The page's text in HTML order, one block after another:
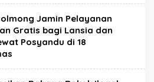
Jamin Pelayanan
Gratis bagi Lansia dan
Posyandu di 18